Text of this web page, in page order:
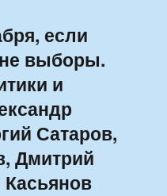
если
выборы.
и
Сатаров,
Дмитрий